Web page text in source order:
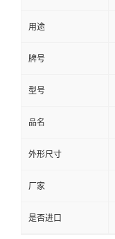
言
用途
牌号
型号
品名
外形尺寸
厂家
是否进口